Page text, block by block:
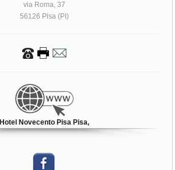
via Roma, 37
56126 Pisa (PI)
Hotel Novecento Pisa Pisa,